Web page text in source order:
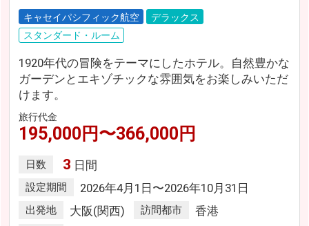
キャセイパシフィック航空
デラックス
スタンダード・ルーム
1920年代の冒険をテーマにしたホテル。自然豊かな
ガーデンとエキゾチックな雰囲気をお楽しみいただ
けます。
旅行代金
195,000円〜366,000円
日数 3 日間
設定期間 2026年4月1日〜2026年10月31日
出発地 大阪(関西) 訪問都市 香港